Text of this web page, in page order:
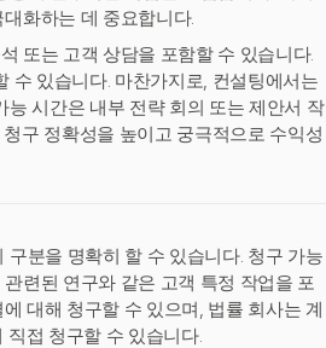
화하는 데 중요합니다.
또는 고객 상담을 포함할 수 있습니다.
수 있습니다. 마찬가지로, 컨설팅에서는
시간은 내부 전략 회의 또는 제안서 작
구 정확성을 높이고 궁극적으로 수익성
분을 명확히 할 수 있습니다. 청구 가능
련된 연구와 같은 고객 특정 작업을 포
대해 청구할 수 있으며, 법률 회사는 계
접 청구할 수 있습니다.